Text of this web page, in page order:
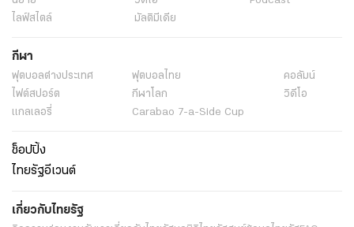
ไลฟ์สไตล์
มัลติมีเดีย
กีฬา
ฟุตบอลต่่างประเทศ ฟุตบอลไทย
คอลัมน์
ไฟต์สปอร์ต
กีฬาโลก
วิดีโอ
แกลเลอรี่
Carabao 7-a-Side Cup
ช็อปปิ้ง
ไทยรัฐอีเวนต์
เกี่ยวกับไทยรัฐ